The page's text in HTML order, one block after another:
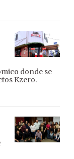
donde se
Kzero.